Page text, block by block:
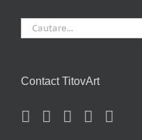
Cautare...
Contact TitovArt